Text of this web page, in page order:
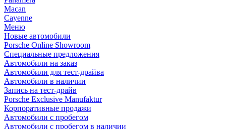
Macan
Cayenne
Меню
Новые автомобили
Porsche Online Showroom
Специальные предложения
Автомобили на заказ
Автомобили для тест-драйва
Автомобили в наличии
Запись на тест-драйв
Porsche Exclusive Manufaktur
Корпоративные продажи
Автомобили с пробегом
Автомобили с пробегом в наличии